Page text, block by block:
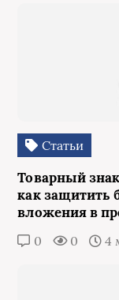
Статьи
Товарный
как защитить
вложения в
0 0 4